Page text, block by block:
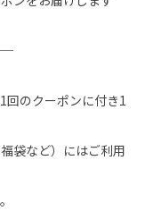
回のクーポンに付き1
袋など）にはご利用